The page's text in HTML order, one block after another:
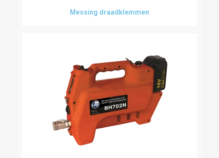
Messing draadklemmen